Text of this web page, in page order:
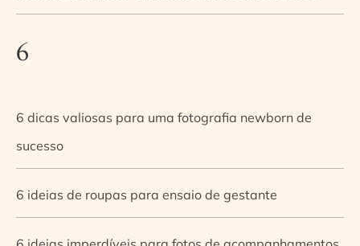
6
6 dicas valiosas para uma fotografia newborn de
sucesso
6 ideias de roupas para ensaio de gestante